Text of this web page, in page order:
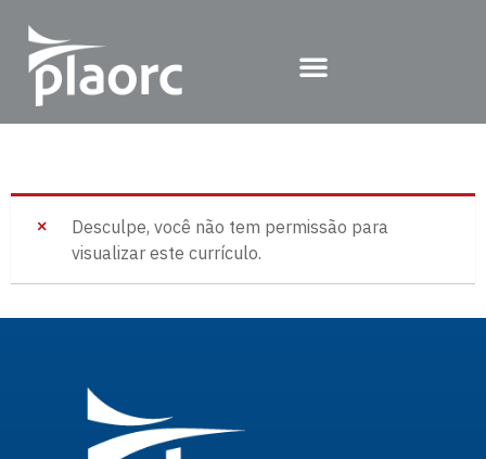
Desculpe, você não tem permissão para
visualizar este currículo.